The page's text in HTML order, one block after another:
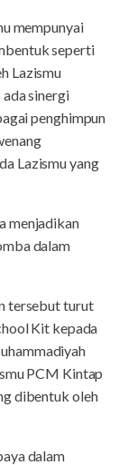
mempunyai
seperti
Lazismu
sinergi
penghimpun
Lazismu yang
menjadikan
dalam
tersebut turut
Kit kepada
PCM Kintap
dibentuk oleh
dalam